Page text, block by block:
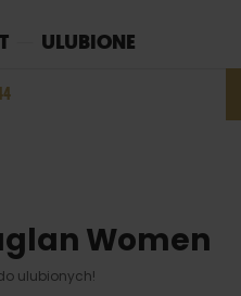
ULUBIONE
Women
ulubionych!